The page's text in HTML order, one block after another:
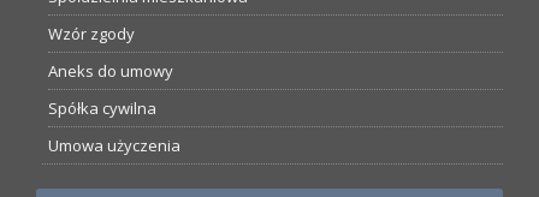
Wzór zgody
Aneks do umowy
Spółka cywilna
Umowa użyczenia